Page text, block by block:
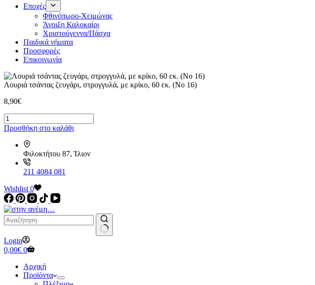
Εποχές
Φθινόπωρο-Χειμώνας
Άνοιξη Καλοκαίρι
Χριστούγεννα/Πάσχα
Παιδικά νήματα
Προσφορές
Επικοινωνία
Λουριά τσάντας ζευγάρι, στρογγυλά, με κρίκο, 60 εκ. (Νο 16)
8,90€
Λουριά
τσάντας
ζευγάρι,
στρογγυλά,
κρίκο,
(Νο
16)
ποσότητα
Προσθήκη στο καλάθι
Φιλοκτήτου 87, Ίλιον
211 4084 081
Wishlist 0
No
results
Login
Καλάθι
0,00€ 0
Αρχική
Προϊόντα